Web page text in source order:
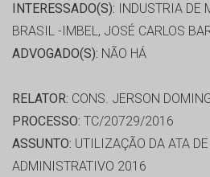
INTERESSADO(S): INDUSTRIA DE
BRASIL -IMBEL, JOSÉ CARLOS
ADVOGADO(S): NÃO HÁ
RELATOR: CONS. JERSON
PROCESSO: TC/20729/2016
ASSUNTO: UTILIZAÇÃO DA ATA
ADMINISTRATIVO 2016